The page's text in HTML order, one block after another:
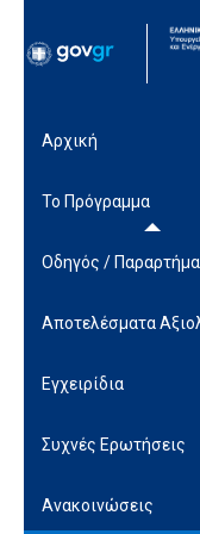
Αρχική
Το Πρόγραμμα
Οδηγός /
Αποτελέσματα
Εγχειρίδια
Συχνές Ερωτήσεις
Ανακοινώσεις